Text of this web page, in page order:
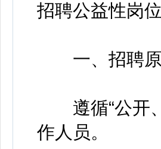
招聘公益性岗
一、招聘原
遵循“公开、
作人员。